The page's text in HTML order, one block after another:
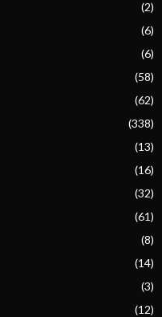
(2)
(6)
(6)
(58)
(62)
(338)
(13)
(16)
(32)
(61)
(8)
(14)
(3)
(12)